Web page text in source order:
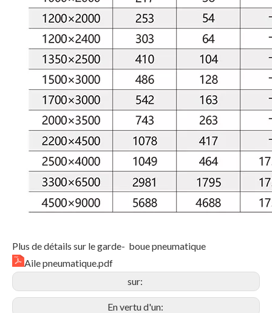
Plus de détails sur le garde- boue pneumatique
Aile pneumatique.pdf
sur:
En vertu d'un: